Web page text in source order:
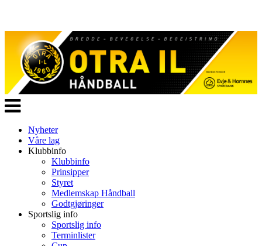
Veksle
navigasjon
Nyheter
Våre lag
Klubbinfo
Klubbinfo
Prinsipper
Styret
Medlemskap Håndball
Godtgjøringer
Sportslig info
Sportslig info
Terminlister